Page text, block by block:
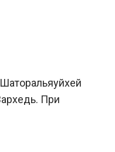
При